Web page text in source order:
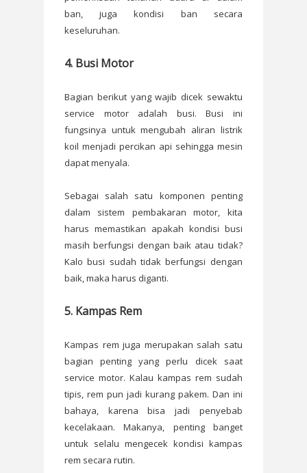
ban, juga kondisi ban secara
keseluruhan.
4. Busi Motor
Bagian berikut yang wajib dicek sewaktu
service motor adalah busi. Busi ini
fungsinya untuk mengubah aliran listrik
koil menjadi percikan api sehingga mesin
dapat menyala.
Sebagai salah satu komponen penting
dalam sistem pembakaran motor, kita
harus memastikan apakah kondisi busi
masih berfungsi dengan baik atau tidak?
Kalo busi sudah tidak berfungsi dengan
baik, maka harus diganti.
5. Kampas Rem
Kampas rem juga merupakan salah satu
bagian penting yang perlu dicek saat
service motor. Kalau kampas rem sudah
tipis, rem pun jadi kurang pakem. Dan ini
bahaya, karena bisa jadi penyebab
kecelakaan. Makanya, penting banget
untuk selalu mengecek kondisi kampas
rem secara rutin.